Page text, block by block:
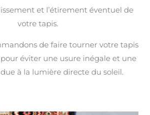
et l’étirement éventuel de
votre tapis.
de faire tourner votre tapis
éviter une usure inégale et une
à la lumière directe du soleil.